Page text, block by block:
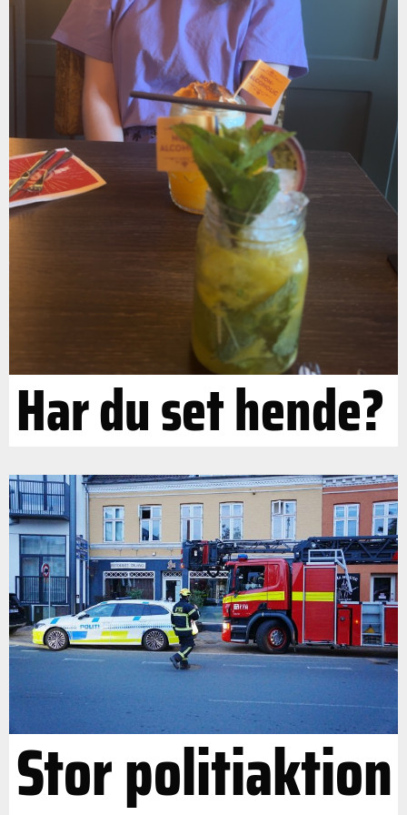
Har du set hende?
Stor politiaktion